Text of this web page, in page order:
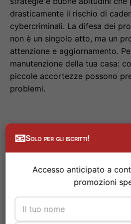
drasticamente il rischio di
cybercriminali. La difesa dei
non è un singolo atto, ma un
attenzione e aggiornamento.
manutenzione della tua casa:
piccole accortezze possono
problemi.
📧Solo per gli iscritti!
Accesso anticipato a
promozioni